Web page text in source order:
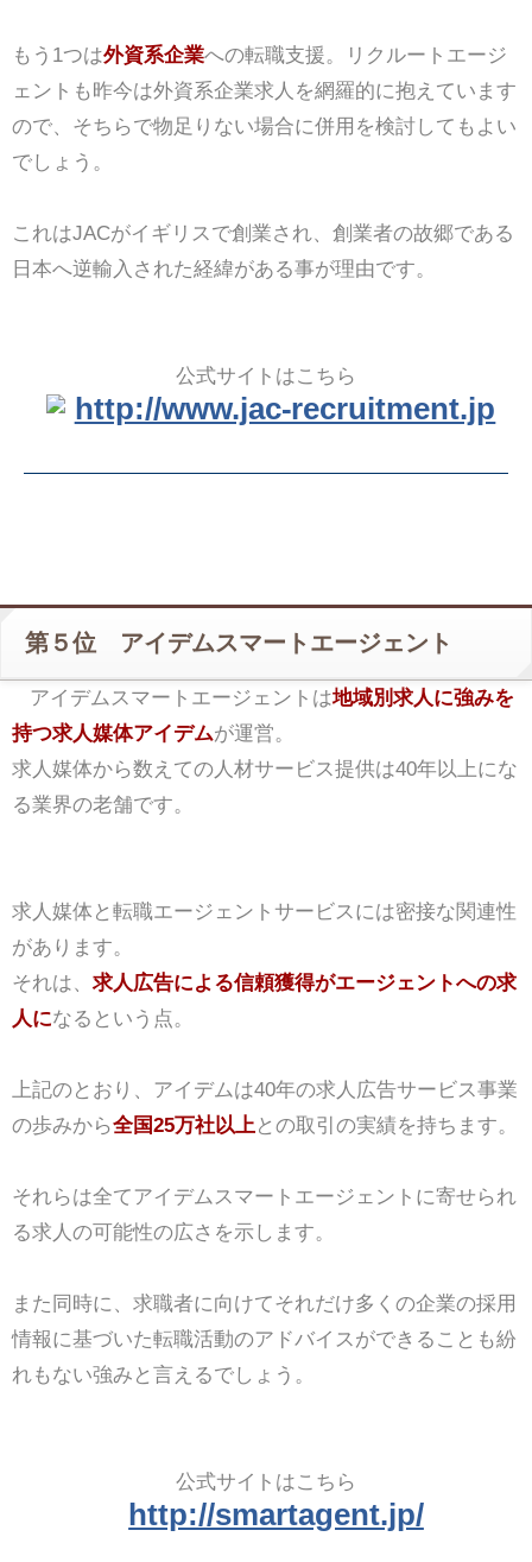
もう1つは外資系企業への転職支援。リクルートエージ
ェントも昨今は外資系企業求人を網羅的に抱えています
ので、そちらで物足りない場合に併用を検討してもよい
でしょう。
これはJACがイギリスで創業され、創業者の故郷である
日本へ逆輸入された経緯がある事が理由です。
公式サイトはこちら
http://www.jac-recruitment.jp
第５位 アイデムスマートエージェント
アイデムスマートエージェントは地域別求人に強みを
持つ求人媒体アイデムが運営。
求人媒体から数えての人材サービス提供は40年以上にな
る業界の老舗です。
求人媒体と転職エージェントサービスには密接な関連性
があります。
それは、 求人広告による信頼獲得がエージェントへの求
人になるという点。
上記のとおり、アイデムは40年の求人広告サービス事業
の歩みから全国25万社以上 との取引の実績を持ちます。
それらは全てアイデムスマートエージェントに寄せられ
る求人の可能性の広さを示します。
また同時に、求職者に向けてそれだけ多くの企業の採用
情報に基づいた転職活動のアドバイスができることも紛
れもない強みと言えるでしょう。
公式サイトはこちら
http://smartagent.jp/